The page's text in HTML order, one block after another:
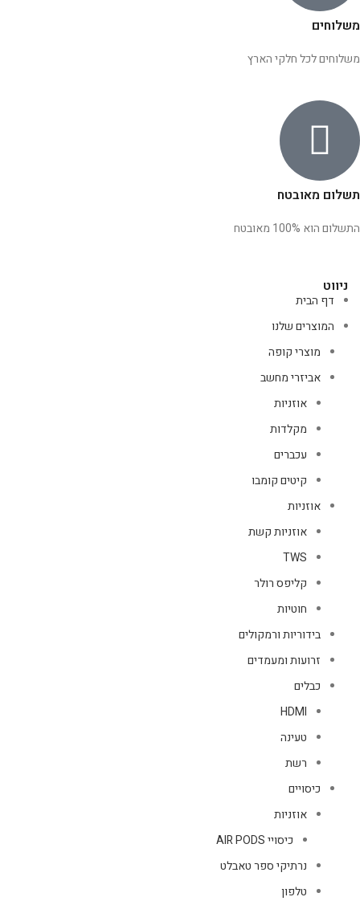
משלוחים
משלוחים לכל חלקי הארץ
תשלום מאובטח
התשלום הוא 100% מאובטח
ניווט
דף הבית
המוצרים שלנו
מוצרי קופה
אביזרי מחשב
אוזניות
מקלדות
עכברים
קיטים קומבו
אוזניות
אוזניות קשת
TWS
קליפס רולר
חוטיות
בידוריות ורמקולים
זרועות ומעמדים
כבלים
HDMI
טעינה
רשת
כיסויים
אוזניות
כיסויי AIR PODS
נרתיקי ספר טאבלט
טלפון